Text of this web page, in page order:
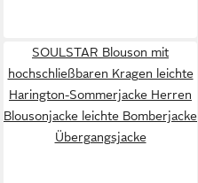
SOULSTAR Blouson mit
hochschließbaren Kragen leichte
Harington-Sommerjacke Herren
Blousonjacke leichte Bomberjacke
Übergangsjacke